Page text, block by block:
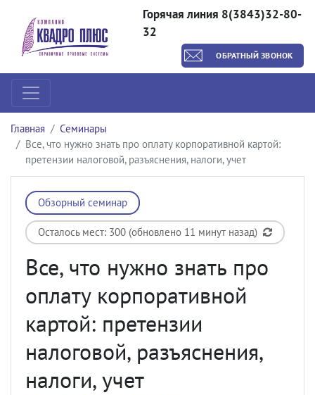
Горячая линия 8(3843)32-80-
32
ОБРАТНЫЙ ЗВОНОК
Главная
Семинары
Все, что нужно знать про оплату корпоративной картой:
претензии налоговой, разъяснения, налоги, учет
Обзорный семинар
Осталось мест: 300 (обновлено 11 минут назад)
Все, что нужно знать про
оплату корпоративной
картой: претензии
налоговой, разъяснения,
налоги, учет